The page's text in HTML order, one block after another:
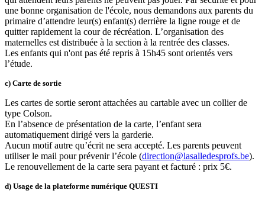
une bonne organisation de l'école, nous demandons aux parents du
primaire d’attendre leur(s) enfant(s) derrière la ligne rouge et de
quitter rapidement la cour de récréation. L’organisation des
maternelles est distribuée à la section à la rentrée des classes.
Les enfants qui n'ont pas été repris à 15h45 sont orientés vers
l’étude.
c) Carte de sortie
Les cartes de sortie seront attachées au cartable avec un collier de
type Colson.
En l’absence de présentation de la carte, l’enfant sera
automatiquement dirigé vers la garderie.
Aucun motif autre qu’écrit ne sera accepté. Les parents peuvent
utiliser le mail pour prévenir l’école (direction@lasalledesprofs.be).
Le renouvellement de la carte sera payant et facturé : prix 5€.
d) Usage de la plateforme numérique QUESTI